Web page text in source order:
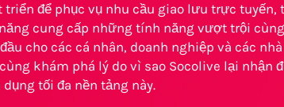
để phục vụ nhu cầu giao lưu trực
cung cấp những tính năng vượt trội
cho các cá nhân, doanh nghiệp và các
khám phá lý do vì sao Socolive lại
tối đa nền tảng này.